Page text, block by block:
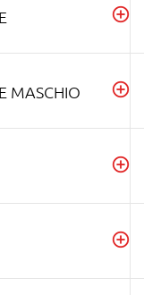
MASCHIO